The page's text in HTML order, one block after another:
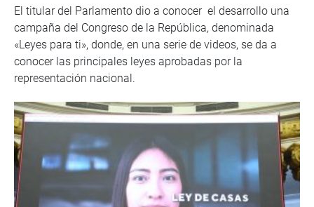
El titular del Parlamento dio a conocer el desarrollo una
campaña del Congreso de la República, denominada
«Leyes para ti», donde, en una serie de videos, se da a
conocer las principales leyes aprobadas por la
representación nacional.